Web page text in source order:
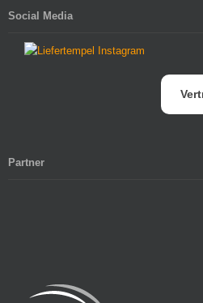
Social Media
Partner